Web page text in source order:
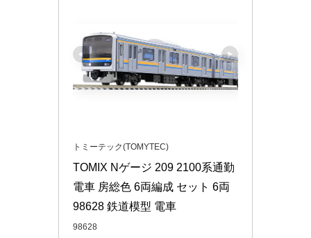
トミーテック(TOMYTEC)
TOMIX Nゲージ 209 2100系通勤
電車 房総色 6両編成 セット 6両
98628 鉄道模型 電車
98628